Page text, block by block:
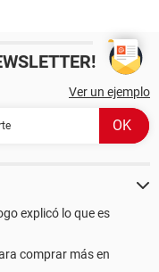
Ver un ejemplo
explicó lo que es
comprar más en